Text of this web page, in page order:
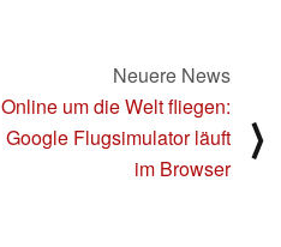
Neuere News
Online um die Welt fliegen:
Google Flugsimulator läuft
im Browser
⟩